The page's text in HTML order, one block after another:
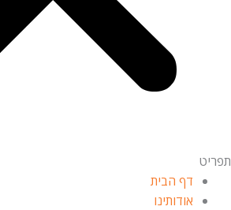
תפריט
דף הבית
אודותינו